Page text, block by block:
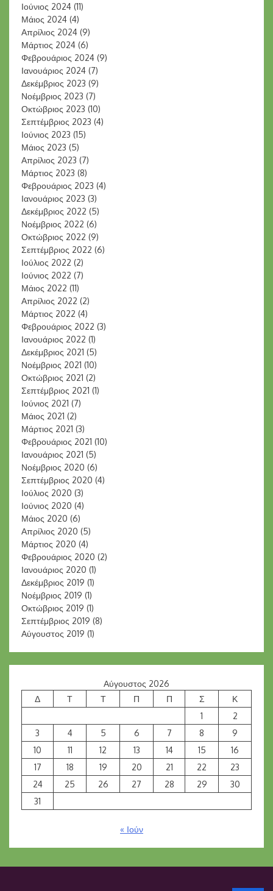
Ιούνιος 2024 (11)
Μάιος 2024 (4)
Απρίλιος 2024 (9)
Μάρτιος 2024 (6)
Φεβρουάριος 2024 (9)
Ιανουάριος 2024 (7)
Δεκέμβριος 2023 (9)
Νοέμβριος 2023 (7)
Οκτώβριος 2023 (10)
Σεπτέμβριος 2023 (4)
Ιούνιος 2023 (15)
Μάιος 2023 (5)
Απρίλιος 2023 (7)
Μάρτιος 2023 (8)
Φεβρουάριος 2023 (4)
Ιανουάριος 2023 (3)
Δεκέμβριος 2022 (5)
Νοέμβριος 2022 (6)
Οκτώβριος 2022 (9)
Σεπτέμβριος 2022 (6)
Ιούλιος 2022 (2)
Ιούνιος 2022 (7)
Μάιος 2022 (11)
Απρίλιος 2022 (2)
Μάρτιος 2022 (4)
Φεβρουάριος 2022 (3)
Ιανουάριος 2022 (1)
Δεκέμβριος 2021 (5)
Νοέμβριος 2021 (10)
Οκτώβριος 2021 (2)
Σεπτέμβριος 2021 (1)
Ιούνιος 2021 (7)
Μάιος 2021 (2)
Μάρτιος 2021 (3)
Φεβρουάριος 2021 (10)
Ιανουάριος 2021 (5)
Νοέμβριος 2020 (6)
Σεπτέμβριος 2020 (4)
Ιούλιος 2020 (3)
Ιούνιος 2020 (4)
Μάιος 2020 (6)
Απρίλιος 2020 (5)
Μάρτιος 2020 (4)
Φεβρουάριος 2020 (2)
Ιανουάριος 2020 (1)
Δεκέμβριος 2019 (1)
Νοέμβριος 2019 (1)
Οκτώβριος 2019 (1)
Σεπτέμβριος 2019 (8)
Αύγουστος 2019 (1)
Αύγουστος 2026
Δ
Τ Τ Π Π Σ
Κ
1
2
3
4 5 6 7 8
9
10
11 12 13 14 15
16
17
18 19 20 21 22
23
24
25 26 27 28 29
30
31
« Ιούν